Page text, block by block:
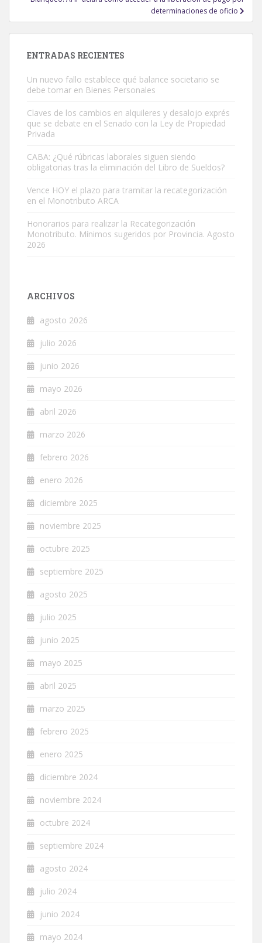
determinaciones de oficio
ENTRADAS RECIENTES
Un nuevo fallo establece qué balance societario se
debe tomar en Bienes Personales
Claves de los cambios en alquileres y desalojo exprés
que se debate en el Senado con la Ley de Propiedad
Privada
CABA: ¿Qué rúbricas laborales siguen siendo
obligatorias tras la eliminación del Libro de Sueldos?
Vence HOY el plazo para tramitar la recategorización
en el Monotributo ARCA
Honorarios para realizar la Recategorización
Monotributo. Mínimos sugeridos por Provincia. Agosto
2026
ARCHIVOS
agosto 2026
julio 2026
junio 2026
mayo 2026
abril 2026
marzo 2026
febrero 2026
enero 2026
diciembre 2025
noviembre 2025
octubre 2025
septiembre 2025
agosto 2025
julio 2025
junio 2025
mayo 2025
abril 2025
marzo 2025
febrero 2025
enero 2025
diciembre 2024
noviembre 2024
octubre 2024
septiembre 2024
agosto 2024
julio 2024
junio 2024
mayo 2024